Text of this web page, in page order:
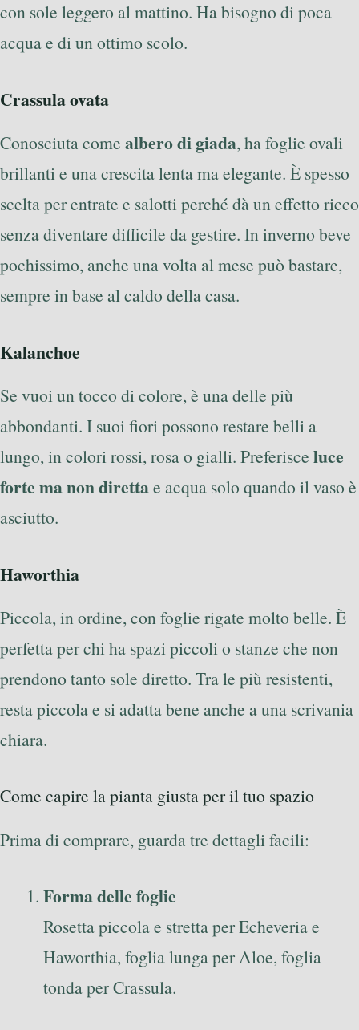
con sole leggero al mattino. Ha bisogno di poca
acqua e di un ottimo scolo.
Crassula ovata
Conosciuta come albero di giada, ha foglie ovali
brillanti e una crescita lenta ma elegante. È spesso
scelta per entrate e salotti perché dà un effetto ricco
senza diventare difficile da gestire. In inverno beve
pochissimo, anche una volta al mese può bastare,
sempre in base al caldo della casa.
Kalanchoe
Se vuoi un tocco di colore, è una delle più
abbondanti. I suoi fiori possono restare belli a
lungo, in colori rossi, rosa o gialli. Preferisce luce
forte ma non direttae acqua solo quando il vaso è
asciutto.
Haworthia
Piccola, in ordine, con foglie rigate molto belle. È
perfetta per chi ha spazi piccoli o stanze che non
prendono tanto sole diretto. Tra le più resistenti,
resta piccola e si adatta bene anche a una scrivania
chiara.
Come capire la pianta giusta per il tuo spazio
Prima di comprare, guarda tre dettagli facili:
Forma delle foglie
Rosetta piccola e stretta per Echeveria e
Haworthia, foglia lunga per Aloe, foglia
tonda per Crassula.